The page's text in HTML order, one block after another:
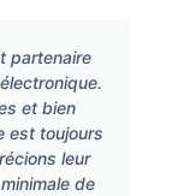
partenaire
et bien
est toujours
leur
de